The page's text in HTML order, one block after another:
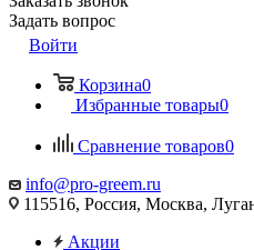
Задать вопрос
Войти
Корзина0
Избранные товары0
Сравнение товаров0
info@pro-greem.ru
115516, Россия, Москва,
Акции